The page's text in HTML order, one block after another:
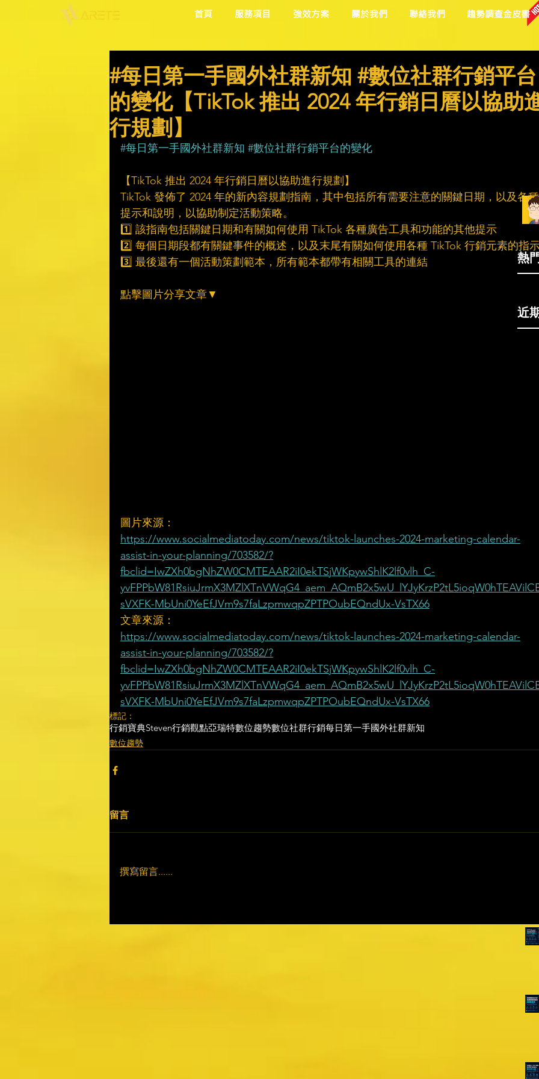
首頁 服務項目 強效方案 關於我們 聯絡我們 趨勢調查金皮書
#每日第一手國外社群新知 #數位社群行銷平台
的變化【TikTok 推出 2024 年行銷日曆以協助
行規劃】
#每日第一手國外社群新知 #數位社群行銷平台的變化
【TikTok 推出 2024 年行銷日曆以協助進行規劃】
TikTok 發佈了 2024 年的新內容規劃指南，其中包括所有需要注意的關鍵日期，以及各種
提示和說明，以協助制定活動策略。
1️⃣ 該指南包括關鍵日期和有關如何使用 TikTok 各種廣告工具和功能的其他提示
2️⃣ 每個日期段都有關鍵事件的概述，以及末尾有關如何使用各種 TikTok 行銷元素的指
3️⃣ 最後還有一個活動策劃範本，所有範本都帶有相關工具的連結
點擊圖片分享文章▼
圖片來源：
https://www.socialmediatoday.com/news/tiktok-launches-2024-marketing-calendar-
assist-in-your-planning/703582/?
fbclid=IwZXh0bgNhZW0CMTEAAR2iI0ekTSjWKpywShlK2lf0vlh_C-
sVXFK-MbUni0YeEfJVm9s7faLzpmwqpZPTPOubEQndUx-VsTX66
文章來源：
https://www.socialmediatoday.com/news/tiktok-launches-2024-marketing-calendar-
assist-in-your-planning/703582/?
fbclid=IwZXh0bgNhZW0CMTEAAR2iI0ekTSjWKpywShlK2lf0vlh_C-
sVXFK-MbUni0YeEfJVm9s7faLzpmwqpZPTPOubEQndUx-VsTX66
標記：
行銷寶典Steven行銷觀點亞瑞特數位趨勢數位社群行銷每日第一手國外社群新知
數位趨勢
留言
撰寫留言......
熱
近